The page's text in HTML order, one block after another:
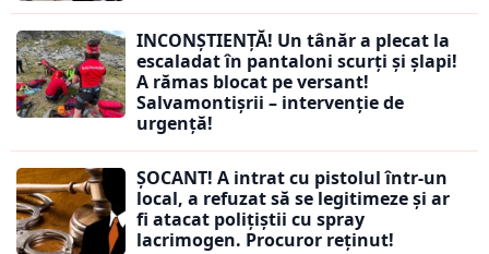
INCONȘTIENȚĂ! Un tânăr a plecat la
escaladat în pantaloni scurți și șlapi!
A rămas blocat pe versant!
Salvamontișrii – intervenție de
urgență!
ȘOCANT! A intrat cu pistolul într-un
local, a refuzat să se legitimeze și ar
fi atacat polițiștii cu spray
lacrimogen. Procuror reținut!